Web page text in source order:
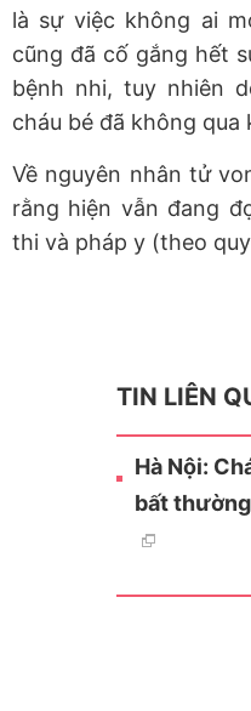
là sự việc không ai
cũng đã cố gắng hết
bệnh nhi, tuy nhiên
cháu bé đã không qua
Về nguyên nhân tử
rằng hiện vẫn đang
thi và pháp y (theo
TIN LIÊN
Hà Nội:
bất